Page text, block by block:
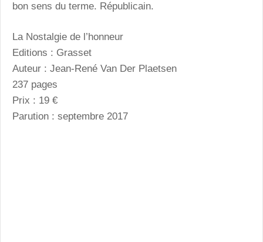
bon sens du terme. Républicain.
La Nostalgie de l’honneur
Editions : Grasset
Auteur : Jean-René Van Der Plaetsen
237 pages
Prix : 19 €
Parution : septembre 2017